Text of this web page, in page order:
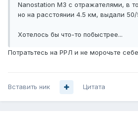
Nanostation M3 с отражателями, в
но на расстоянии 4.5 км, выдали
Хотелось бы что-то побыстрее...
Потратьтесь на РРЛ и не морочьте
Вставить ник Цитата